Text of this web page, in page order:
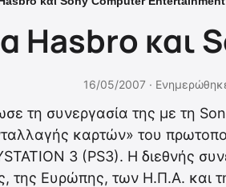
Hasbro
16/05/2007 ·
τη συνεργασία της με τη
καρτών» του
3 (PS3). Η διεθνής
της Ευρώπης, των Η.Π.Α. και